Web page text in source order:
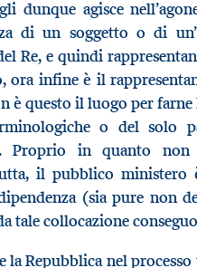
dunque agisce
di un soggetto o di
Re, e quindi
ora infine è il
è questo il luogo per
o del solo
Proprio in quanto non
il pubblico ministero
(sia pure non
tale collocazione
la Repubblica nel